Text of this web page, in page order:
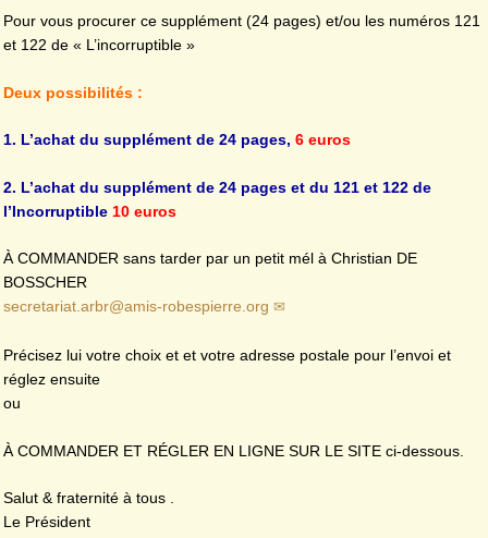
Pour vous procurer ce supplément (24 pages) et/ou les numéros 121
et 122 de « L’incorruptible »
Deux possibilités :
1. L’achat du supplément de 24 pages, 6 euros
2. L’achat du supplément de 24 pages et du 121 et 122 de
l’Incorruptible 10 euros
À COMMANDER sans tarder par un petit mél à Christian DE
BOSSCHER
secretariat.arbr@amis-robespierre.org
Précisez lui votre choix et et votre adresse postale pour l’envoi et
réglez ensuite
ou
À COMMANDER ET RÉGLER EN LIGNE SUR LE SITE ci-dessous.
Salut & fraternité à tous .
Le Président